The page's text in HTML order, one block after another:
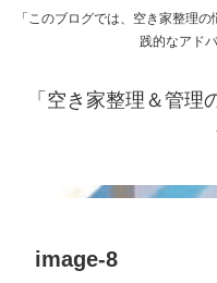
「このブログでは、空き家整理
践的なアド
「空き家整理＆管
image-8